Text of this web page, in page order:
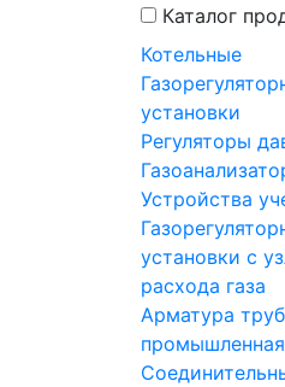
Каталог
Котельные
установки
Регуляторы
Устройства
установки с
расхода газа
Арматура
промышленная